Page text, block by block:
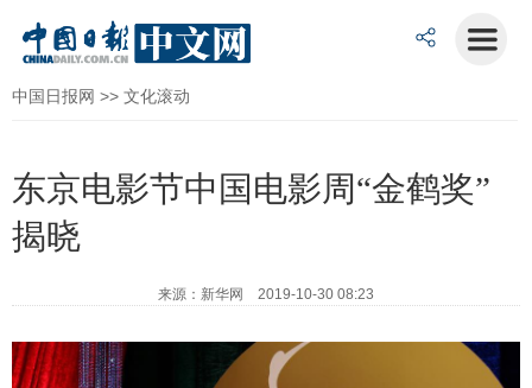
中国日报网 >> 文化滚动
东京电影节中国电影周“金鹤奖”
揭晓
来源：新华网 2019-10-30 08:23